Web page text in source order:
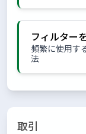
フィルター
頻繁に使用す
法
取引